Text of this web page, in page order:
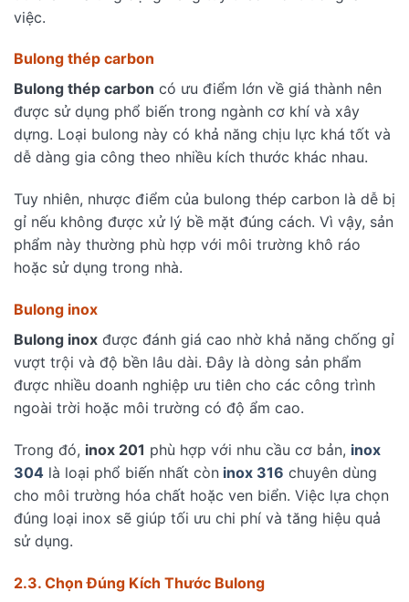
việc.
Bulong thép carbon
Bulong thép carbon có ưu điểm lớn về giá thành nên
được sử dụng phổ biến trong ngành cơ khí và xây
dựng. Loại bulong này có khả năng chịu lực khá tốt và
dễ dàng gia công theo nhiều kích thước khác nhau.
Tuy nhiên, nhược điểm của bulong thép carbon là dễ bị
gỉ nếu không được xử lý bề mặt đúng cách. Vì vậy, sản
phẩm này thường phù hợp với môi trường khô ráo
hoặc sử dụng trong nhà.
Bulong inox
Bulong inox được đánh giá cao nhờ khả năng chống gỉ
vượt trội và độ bền lâu dài. Đây là dòng sản phẩm
được nhiều doanh nghiệp ưu tiên cho các công trình
ngoài trời hoặc môi trường có độ ẩm cao.
Trong đó, inox 201 phù hợp với nhu cầu cơ bản, inox
304 là loại phổ biến nhất còn inox 316 chuyên dùng
cho môi trường hóa chất hoặc ven biển. Việc lựa chọn
đúng loại inox sẽ giúp tối ưu chi phí và tăng hiệu quả
sử dụng.
2.3. Chọn Đúng Kích Thước Bulong